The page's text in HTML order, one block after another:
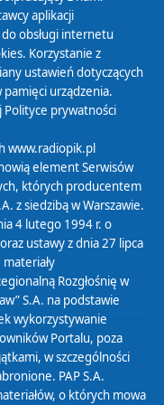
aplikacji
obsługi internetu
Korzystanie z
ustawień dotyczących
pamięci urządzenia.
Polityce prywatności
www.radiopik.pl
element Serwisów
których producentem
z siedzibą w Warszawie.
4 lutego 1994 r. o
ustawy z dnia 27 lipca
Rozgłośnię w
S.A. na podstawie
wykorzystywanie
Portalu, poza
w szczególności
PAP S.A.
o których mowa